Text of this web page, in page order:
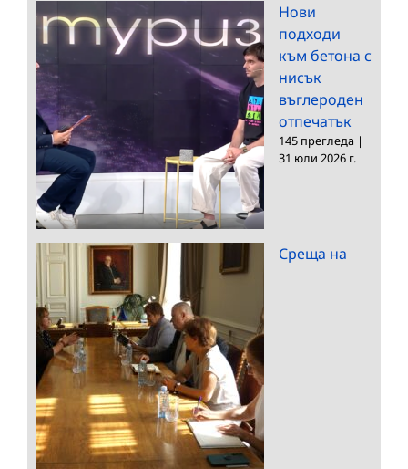
Нови
подходи
към бетона с
нисък
въглероден
отпечатък
145 прегледа |
31 юли 2026 г.
Среща на